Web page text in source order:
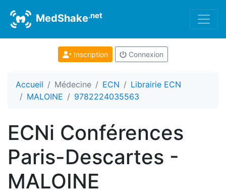
MedShake.net
Inscription Connexion
Accueil Médecine ECN
Librairie ECN
MALOINE
9782224035563
ECNi Conférences
Paris-Descartes -
MALOINE